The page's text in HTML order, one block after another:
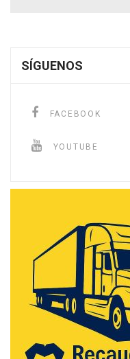
SÍGUENOS
FACEBOOK
YOUTUBE